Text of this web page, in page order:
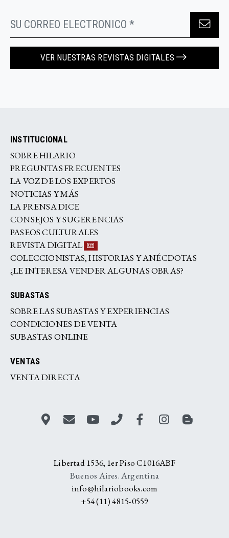
VER NUESTRAS REVISTAS DIGITALES
INSTITUCIONAL
SOBRE HILARIO
PREGUNTAS FRECUENTES
LA VOZ DE LOS EXPERTOS
NOTICIAS Y MÁS
LA PRENSA DICE
CONSEJOS Y SUGERENCIAS
PASEOS CULTURALES
REVISTA DIGITAL
COLECCIONISTAS, HISTORIAS Y ANÉCDOTAS
¿LE INTERESA VENDER ALGUNAS OBRAS?
SUBASTAS
SOBRE LAS SUBASTAS Y EXPERIENCIAS
CONDICIONES DE VENTA
SUBASTAS ONLINE
VENTAS
VENTA DIRECTA
Libertad 1536, 1er Piso C1016ABF
Buenos Aires. Argentina
info@hilariobooks.com
+54 (11) 4815-0559